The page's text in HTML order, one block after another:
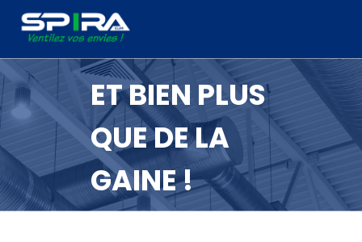
ET BIEN PLUS
QUE DE LA
GAINE !